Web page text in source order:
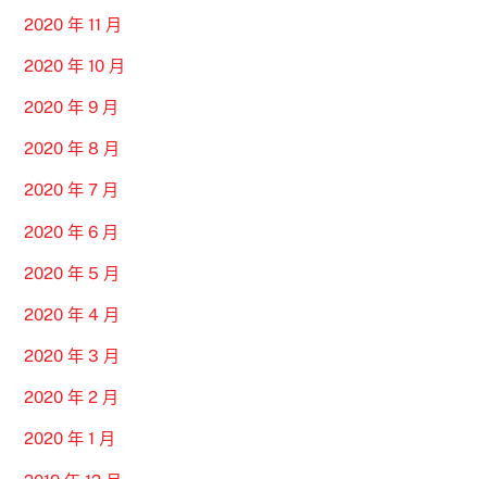
2020 年 11 月
2020 年 10 月
2020 年 9 月
2020 年 8 月
2020 年 7 月
2020 年 6 月
2020 年 5 月
2020 年 4 月
2020 年 3 月
2020 年 2 月
2020 年 1 月